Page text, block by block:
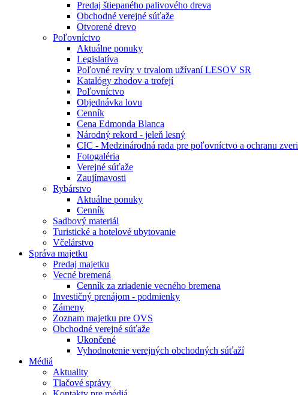
Predaj štiepaného palivového dreva
Obchodné verejné súťaže
Otvorené drevo
Poľovníctvo
Aktuálne ponuky
Legislatíva
Poľovné revíry v trvalom užívaní LESOV SR
Katalógy zhodov a trofejí
Poľovníctvo
Objednávka lovu
Cenník
Cena Edmonda Blanca
Národný rekord - jeleň lesný
CIC - Medzinárodná rada pre poľovníctvo a ochranu zveri
Fotogaléria
Verejné súťaže
Zaujímavosti
Rybárstvo
Aktuálne ponuky
Cenník
Sadbový materiál
Turistické a hotelové ubytovanie
Včelárstvo
Správa majetku
Predaj majetku
Vecné bremená
Cenník za zriadenie vecného bremena
Investičný prenájom - podmienky
Zámeny
Zoznam majetku pre OVS
Obchodné verejné súťaže
Ukončené
Vyhodnotenie verejných obchodných súťaží
Médiá
Aktuality
Tlačové správy